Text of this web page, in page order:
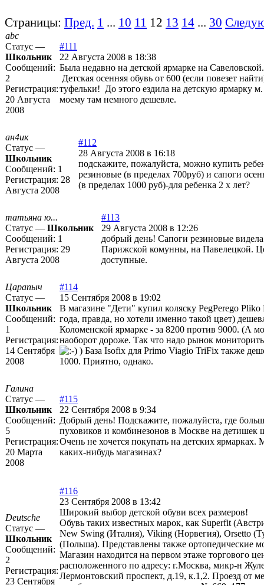
Страницы: Пред. 1 ... 10 11 12 13 14 ... 30
abc
Статус —
Школьник
Сообщений:
2
Регистрация:
20 Августа
2008
#111
22 Августа 2008 в 18:38
Была недавно на детской ярмарке на
Детская осенняя обувь от 600 (если повезет
туфельки! До этого ездила на детскую ярмарку
моему там немного дешевле.
ан4ик
Статус —
Школьник
Сообщений: 1
Регистрация: 28
Августа 2008
#112
28 Августа 2008 в 16:18
подскажите, пожалуйста, можно купить
резиновые (в пределах 700руб) и сапоги
(в пределах 1000 руб)-для ребенка 2 х лет?
татьяна ю...
Статус — Школьник
Сообщений: 1
Регистрация: 29
Августа 2008
#113
29 Августа 2008 в 12:26
добрый день! Сапоги резиновые
Парижской комунны, на Павелецкой.
доступные.
Царапыч
Статус —
Школьник
Сообщений:
1
Регистрация:
14 Сентября
2008
#114
15 Сентября 2008 в 19:02
В магазине "Дети" купил коляску PegPerego Pliko
года, правда, но хотели именно такой цвет)
Коломенской ярмарке - за 8200 против 9000. (А
наоборот дороже. Так что надо рынок
) База Isofix для Primo Viagio TriFix также
1000. Приятно, однако.
Галина
Статус —
Школьник
Сообщений:
5
Регистрация:
20 Марта
2008
#115
22 Сентября 2008 в 9:34
Добрый день! Подскажите, пожалуйста, где
пуховиков и комбинезонов в Москве на детишек
Очень не хочется покупать на детских ярмарках.
каких-нибудь магазинах?
Deutsche
Статус —
Школьник
Сообщений:
2
Регистрация:
23 Сентября
#116
23 Сентября 2008 в 13:42
Широкий выбор детской обуви всех размеров!
Обувь таких известных марок, как Superfit
New Swing (Италия), Viking (Норвегия), Orsetto
(Польша). Представлены также ортопедические
Магазин находится на первом этаже торгового
расположенного по адресу: г.Москва, микр-н
Лермонтовский проспект, д.19, к.1,2. Проезд от